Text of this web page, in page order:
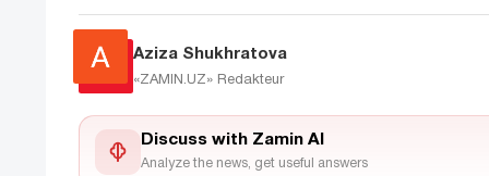
Aziza Shukhratova
«ZAMIN.UZ» Redakteur
Discuss with Zamin AI
Analyze the news, get useful answers